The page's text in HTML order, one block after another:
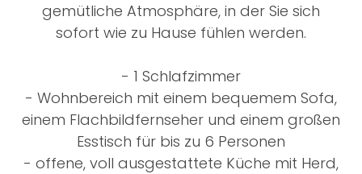
gemütliche Atmosphäre, in der Sie sich
sofort wie zu Hause fühlen werden.
- 1 Schlafzimmer
- Wohnbereich mit einem bequemem Sofa,
einem Flachbildfernseher und einem großen
Esstisch für bis zu 6 Personen
- offene, voll ausgestattete Küche mit Herd,